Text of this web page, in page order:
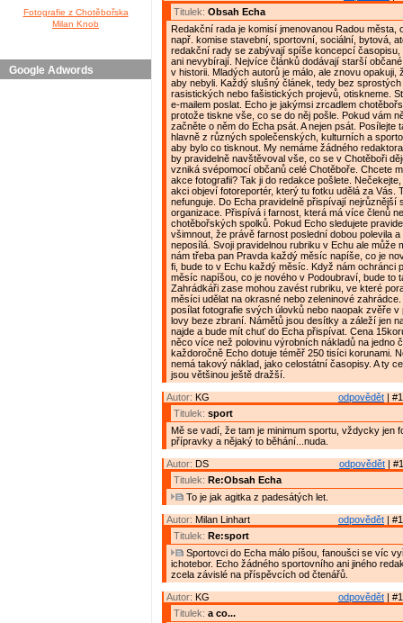
Fotografie z Chotěbořska
Milan Knob
Google Adwords
Titulek: Obsah Echa
Redakční rada je komisí jmenovanou Radou města,
např. komise stavební, sportovní, sociální, bytová,
redakční rady se zabývají spíše koncepcí časopisu,
ani nevybírají. Nejvíce článků dodávají starší
v historii. Mladých autorů je málo, ale znovu opakuji,
aby nebyli. Každý slušný článek, tedy bez
rasistických nebo fašistických projevů, otiskneme.
e-mailem poslat. Echo je jakýmsi zrcadlem
protože tiskne vše, co se do něj pošle. Pokud vám
začněte o něm do Echa psát. A nejen psát. Posílejte
hlavně z různých společenských, kulturních a
aby bylo co tisknout. My nemáme žádného
by pravidelně navštěvoval vše, co se v Chotěboři
vzniká svépomocí občanů celé Chotěboře. Chcete
akce fotografii? Tak ji do redakce pošlete.
akci objeví fotoreportér, který tu fotku udělá za Vás.
nefunguje. Do Echa pravidelně přispívají nejrůznější
organizace. Přispívá i farnost, která má více členů
chotěbořských spolků. Pokud Echo sledujete
všimnout, že právě farnost poslední dobou polevila
neposílá. Svoji pravidelnou rubriku v Echu ale může
nám třeba pan Pravda každý měsíc napíše, co je
fi, bude to v Echu každý měsíc. Když nám ochránci
měsíc napíšou, co je nového v Podoubraví, bude to
Zahrádkáři zase mohou zavést rubriku, ve které
měsíci udělat na okrasné nebo zeleninové
posílat fotografie svých úlovků nebo naopak zvěře v
lovy beze zbraní. Námětů jsou desítky a záleží jen
najde a bude mít chuť do Echa přispívat. Cena
něco více než polovinu výrobních nákladů na jedno
každoročně Echo dotuje téměř 250 tisíci korunami.
nemá takový náklad, jako celostátní časopisy. A ty
jsou většinou ještě dražší.
odpovědět |
Autor: KG
Titulek: sport
Mě se vadí, že tam je minimum sportu, vždycky jen
přípravky a nějaký to běhání...nuda.
odpovědět |
Autor: DS
Titulek: Re:Obsah Echa
To je jak agitka z padesátých let.
odpovědět |
Autor: Milan Linhart
Titulek: Re:sport
Sportovci do Echa málo píšou, fanoušci se víc
ichotebor. Echo žádného sportovního ani jiného
zcela závislé na příspěvcích od čtenářů.
odpovědět |
Autor: KG
Titulek: a co...